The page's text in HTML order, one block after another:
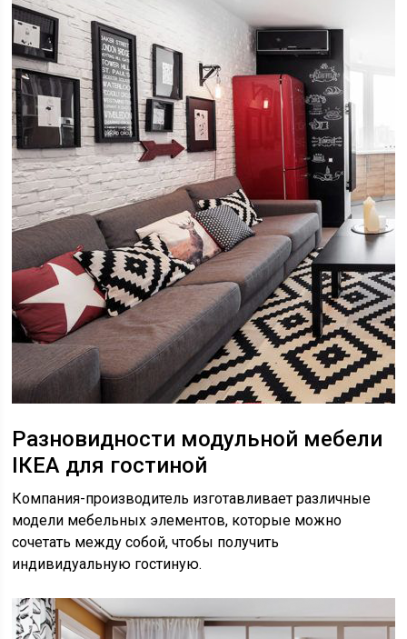
Разновидности модульной мебели
IКЕА для гостиной
Компания-производитель изготавливает различные
модели мебельных элементов, которые можно
сочетать между собой, чтобы получить
индивидуальную гостиную.